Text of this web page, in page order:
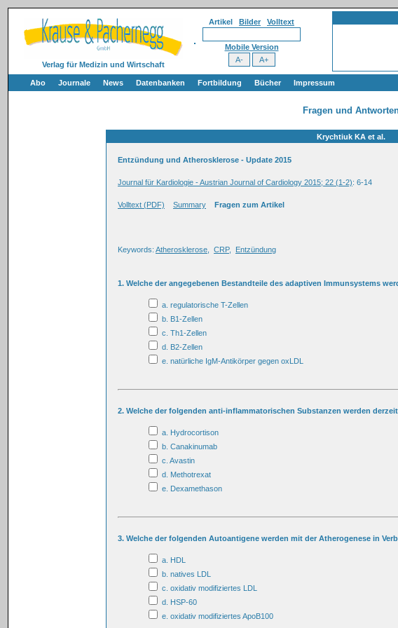
Verlag für Medizin und Wirtschaft
Artikel Bilder Volltext
Mobile Version
Abo Journale News Datenbanken Fortbildung Bücher Impressum
Fragen und
Krychtiuk KA et al.
Entzündung und Atherosklerose - Update 2015
Journal für Kardiologie - Austrian Journal of Cardiology 2015; 22 (1-2): 6-14
Volltext (PDF) Summary Fragen zum Artikel
Keywords: Atherosklerose CRP, Entzündung
1. Welche der angegebenen Bestandteile des adaptiven Immunsystems
a. regulatorische T-Zellen
b. B1-Zellen
c. Th1-Zellen
d. B2-Zellen
e. natürliche IgM-Antikörper gegen oxLDL
2. Welche der folgenden anti-inflammatorischen Substanzen werden
a. Hydrocortison
b. Canakinumab
c. Avastin
d. Methotrexat
e. Dexamethason
3. Welche der folgenden Autoantigene werden mit der Atherogenese in
a. HDL
b. natives LDL
c. oxidativ modifiziertes LDL
d. HSP-60
e. oxidativ modifiziertes ApoB100